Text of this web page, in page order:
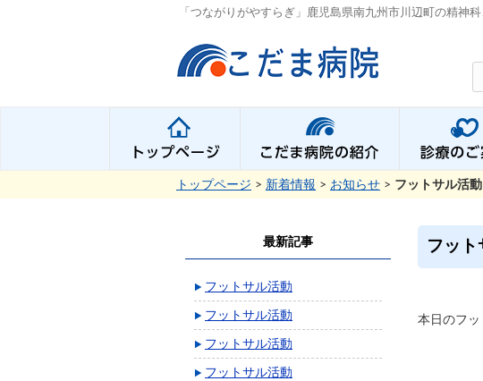
「つながりがやすらぎ」鹿児島県南九州市川辺町の精神
トップページ > 新着情報 > お知らせ > フットサル活動
フット
本日のフッ
最新記事
フットサル活動
フットサル活動
フットサル活動
フットサル活動